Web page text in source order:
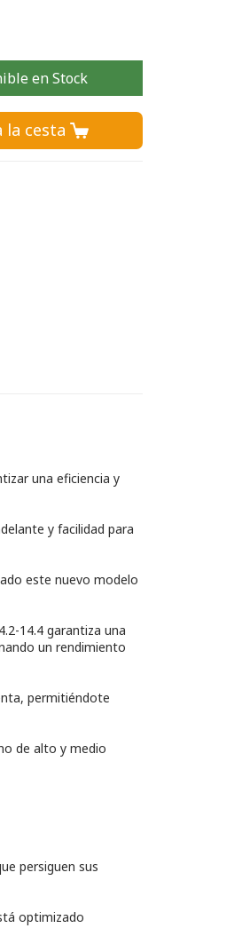
en Stock
la cesta 
una eficiencia y
y facilidad para
este nuevo modelo
14.4 garantiza una
un rendimiento
permitiéndote
de alto y medio
persiguen sus
optimizado